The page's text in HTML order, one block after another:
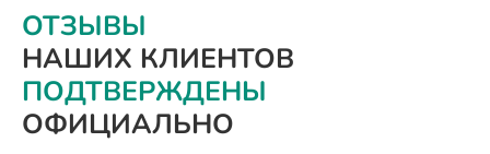
ОТЗЫВЫ
НАШИХ КЛИЕНТОВ
ПОДТВЕРЖДЕНЫ
ОФИЦИАЛЬНО